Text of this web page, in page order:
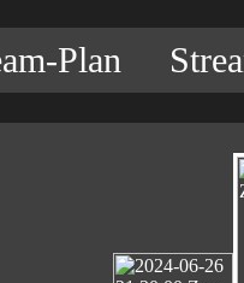
Plan